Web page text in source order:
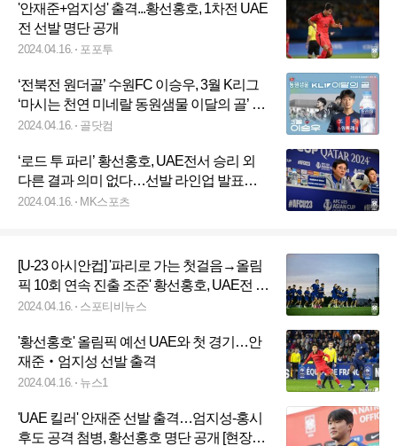
'안재준+엄지성' 출격...황선홍호, 1차전 UAE
전 선발 명단 공개
2024.04.16. 포포투
‘전북전 원더골’ 수원FC 이승우, 3월 K리그
‘마시는 천연 미네랄 동원샘물 이달의 골’ 수
상
2024.04.16. 골닷컴
‘로드 투 파리’ 황선홍호, UAE전서 승리 외
다른 결과 의미 없다…선발 라인업 발표
[U23 亞컵]
2024.04.16. MK스포츠
[U-23 아시안컵] '파리로 가는 첫걸음→올림
픽 10회 연속 진출 조준' 황선홍호, UAE전 라
인업 공개…엄지성 선발-정상빈 벤치 대기
2024.04.16. 스포티비뉴스
'황선홍호' 올림픽 예선 UAE와 첫 경기…안
재준‧엄지성 선발 출격
2024.04.16. 뉴스1
'UAE 킬러' 안재준 선발 출격…엄지성-홍시
후도 공격 첨병, 황선홍호 명단 공개 [현장라